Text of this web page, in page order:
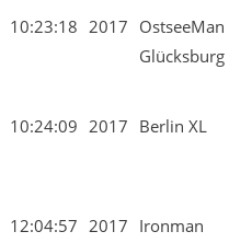
10:23:18 2017 OstseeMan
Glücksburg
10:24:09 2017 Berlin XL
12:04:57 2017 Ironman